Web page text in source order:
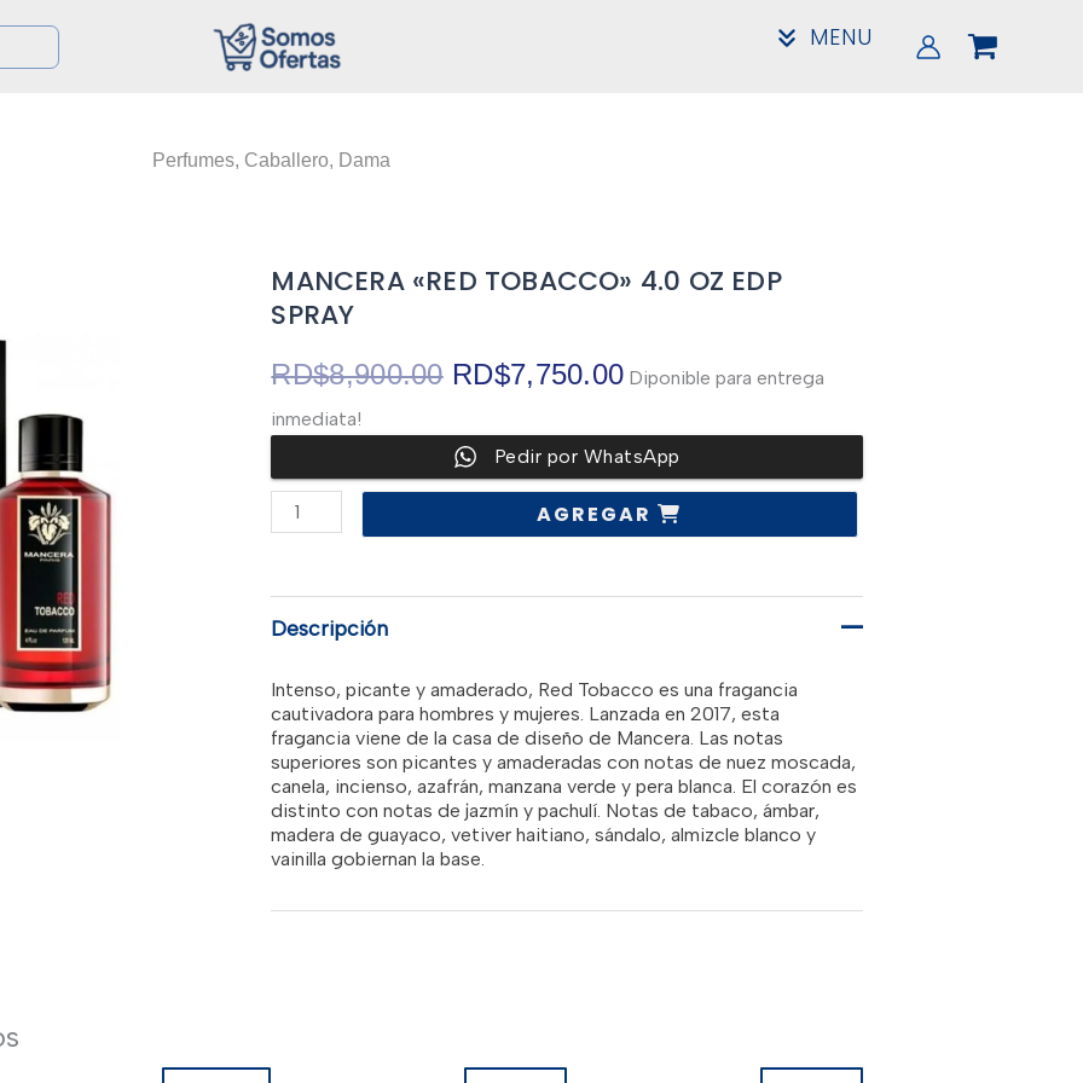
MENU
Perfumes, Caballero, Dama
MANCERA «RED TOBACCO» 4.0 OZ EDP
SPRAY
RD$8,900.00 El
precio
original
era:
RD$8,900.00.
RD$7,750.00El
precio
actual
es:
RD$7,750.00.
Diponible para entrega
inmediata!
Pedir por WhatsApp
MANCERA
"RED
TOBACCO"
EDP
SPRAY
cantidad
AGREGAR
Descripción
Intenso, picante y amaderado, Red Tobacco es una fragancia
cautivadora para hombres y mujeres. Lanzada en 2017, esta
fragancia viene de la casa de diseño de Mancera. Las notas
superiores son picantes y amaderadas con notas de nuez moscada,
canela, incienso, azafrán, manzana verde y pera blanca. El corazón es
distinto con notas de jazmín y pachulí. Notas de tabaco, ámbar,
madera de guayaco, vetiver haitiano, sándalo, almizcle blanco y
vainilla gobiernan la base.